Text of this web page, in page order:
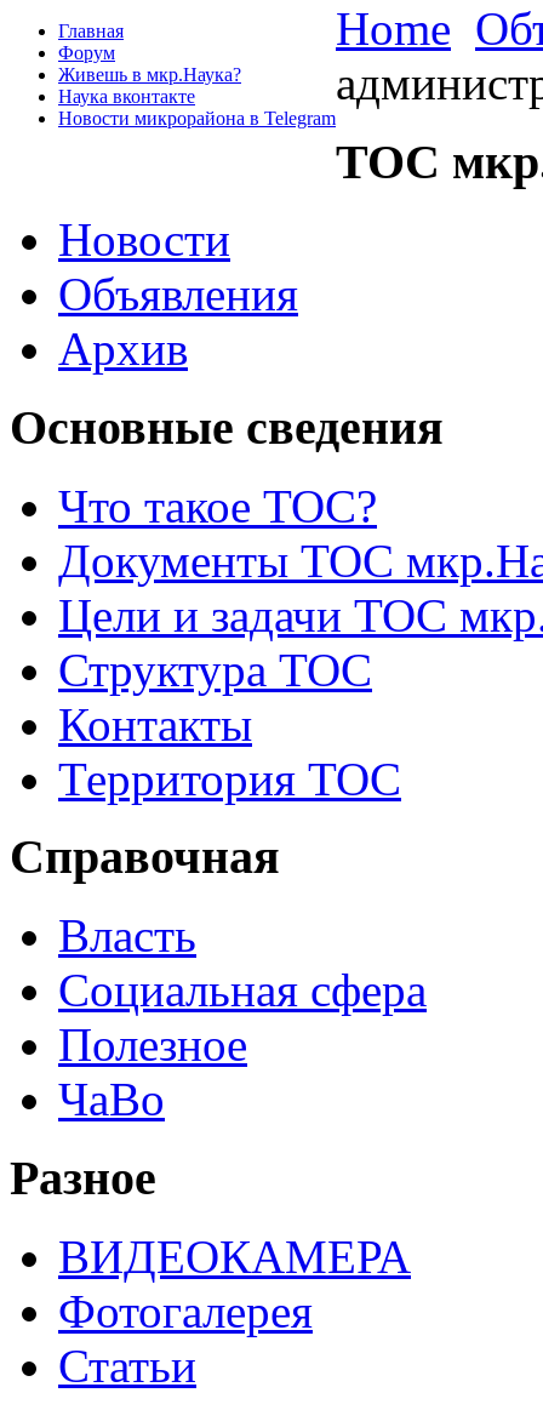
Главная
Форум
Живешь в мкр.Наука?
Наука вконтакте
Новости микрорайона в Telegram
Home
ТОС
Новости
Объявления
Архив
Основные сведения
Что такое ТОС?
Документы ТОС
Цели и задачи ТОС
Структура ТОС
Контакты
Территория ТОС
Справочная
Власть
Социальная сфера
Полезное
ЧаВо
Разное
ВИДЕОКАМЕРА
Фотогалерея
Статьи